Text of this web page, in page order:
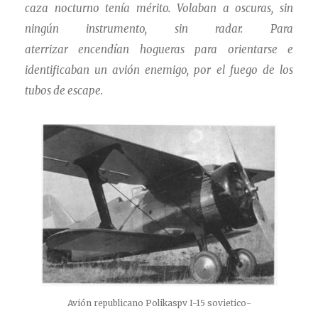
caza nocturno tenía mérito. Volaban a oscuras, sin
ningún instrumento, sin radar. Para
aterrizar encendían hogueras para orientarse e
identificaban un avión enemigo, por el fuego de los
tubos de escape.
Avión republicano Polikaspv I-15 sovietico-